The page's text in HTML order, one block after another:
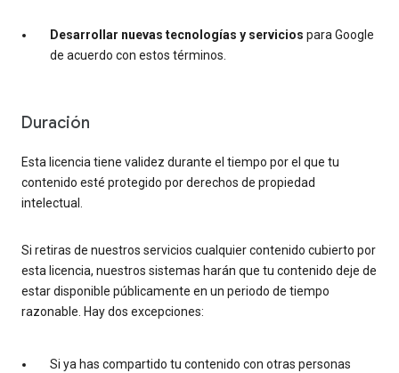
Desarrollar nuevas tecnologías y servicios para Google
de acuerdo con estos términos.
Duración
Esta licencia tiene validez durante el tiempo por el que tu
contenido esté protegido por derechos de propiedad
intelectual.
Si retiras de nuestros servicios cualquier contenido cubierto por
esta licencia, nuestros sistemas harán que tu contenido deje de
estar disponible públicamente en un periodo de tiempo
razonable. Hay dos excepciones:
Si ya has compartido tu contenido con otras personas